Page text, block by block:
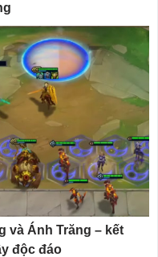
và Ánh Trăng – kết
độc đáo